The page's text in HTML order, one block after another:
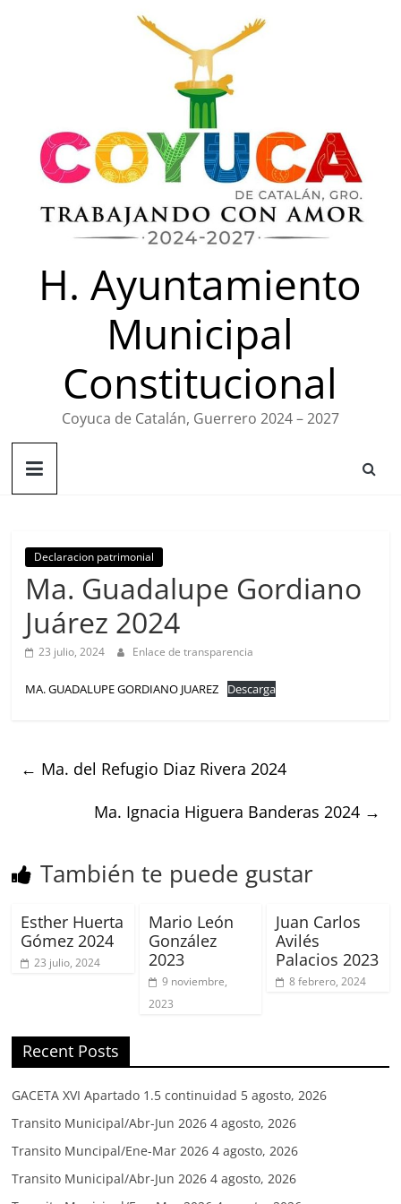
H. Ayuntamiento
Municipal
Constitucional
Coyuca de Catalán, Guerrero 2024 – 2027
Declaracion patrimonial
Ma. Guadalupe Gordiano
Juárez 2024
23 julio, 2024 Enlace de transparencia
MA. GUADALUPE GORDIANO JUAREZ Descarga
← Ma. del Refugio Diaz Rivera 2024
Ma. Ignacia Higuera Banderas 2024 →
También te puede gustar
Esther Huerta
Gómez 2024
23 julio, 2024
Mario León
González
2023
9 noviembre,
2023
Juan Carlos
Avilés
Palacios 2023
8 febrero, 2024
Recent Posts
GACETA XVI Apartado 1.5 continuidad 5 agosto, 2026
Transito Municipal/Abr-Jun 2026 4 agosto, 2026
Transito Muncipal/Ene-Mar 2026 4 agosto, 2026
Transito Municipal/Abr-Jun 2026 4 agosto, 2026